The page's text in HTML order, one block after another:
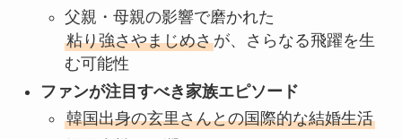
父親・母親の影響で磨かれた
粘り強さやまじめさが、さらなる飛躍を生
む可能性
ファンが注目すべき家族エピソード
韓国出身の玄里さんとの国際的な結婚生活